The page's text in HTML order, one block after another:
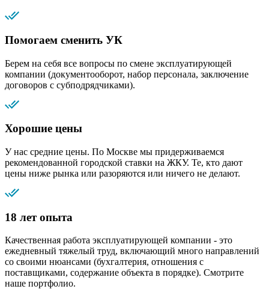
Помогаем сменить УК
Берем на себя все вопросы по смене эксплуатирующей
компании (документооборот, набор персонала, заключение
договоров с субподрядчиками).
Хорошие цены
У нас средние цены. По Москве мы придерживаемся
рекомендованной городской ставки на ЖКУ. Те, кто дают
цены ниже рынка или разоряются или ничего не делают.
18 лет опыта
Качественная работа эксплуатирующей компании - это
ежедневный тяжелый труд, включающий много направлений
со своими нюансами (бухгалтерия, отношения с
поставщиками, содержание объекта в порядке). Смотрите
наше портфолио.